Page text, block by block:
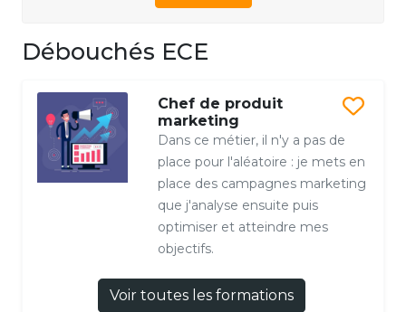
Débouchés ECE
Chef de produit
marketing
Dans ce métier, il n'y a pas de
place pour l'aléatoire : je mets en
place des campagnes marketing
que j'analyse ensuite puis
optimiser et atteindre mes
objectifs.
Voir toutes les formations